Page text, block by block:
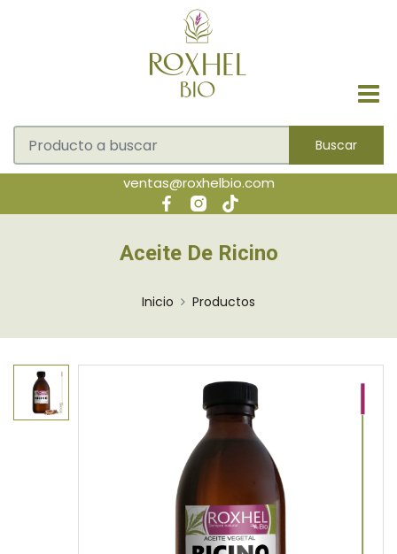
Buscar
ventas@roxhelbio.com
Aceite De Ricino
Inicio Productos